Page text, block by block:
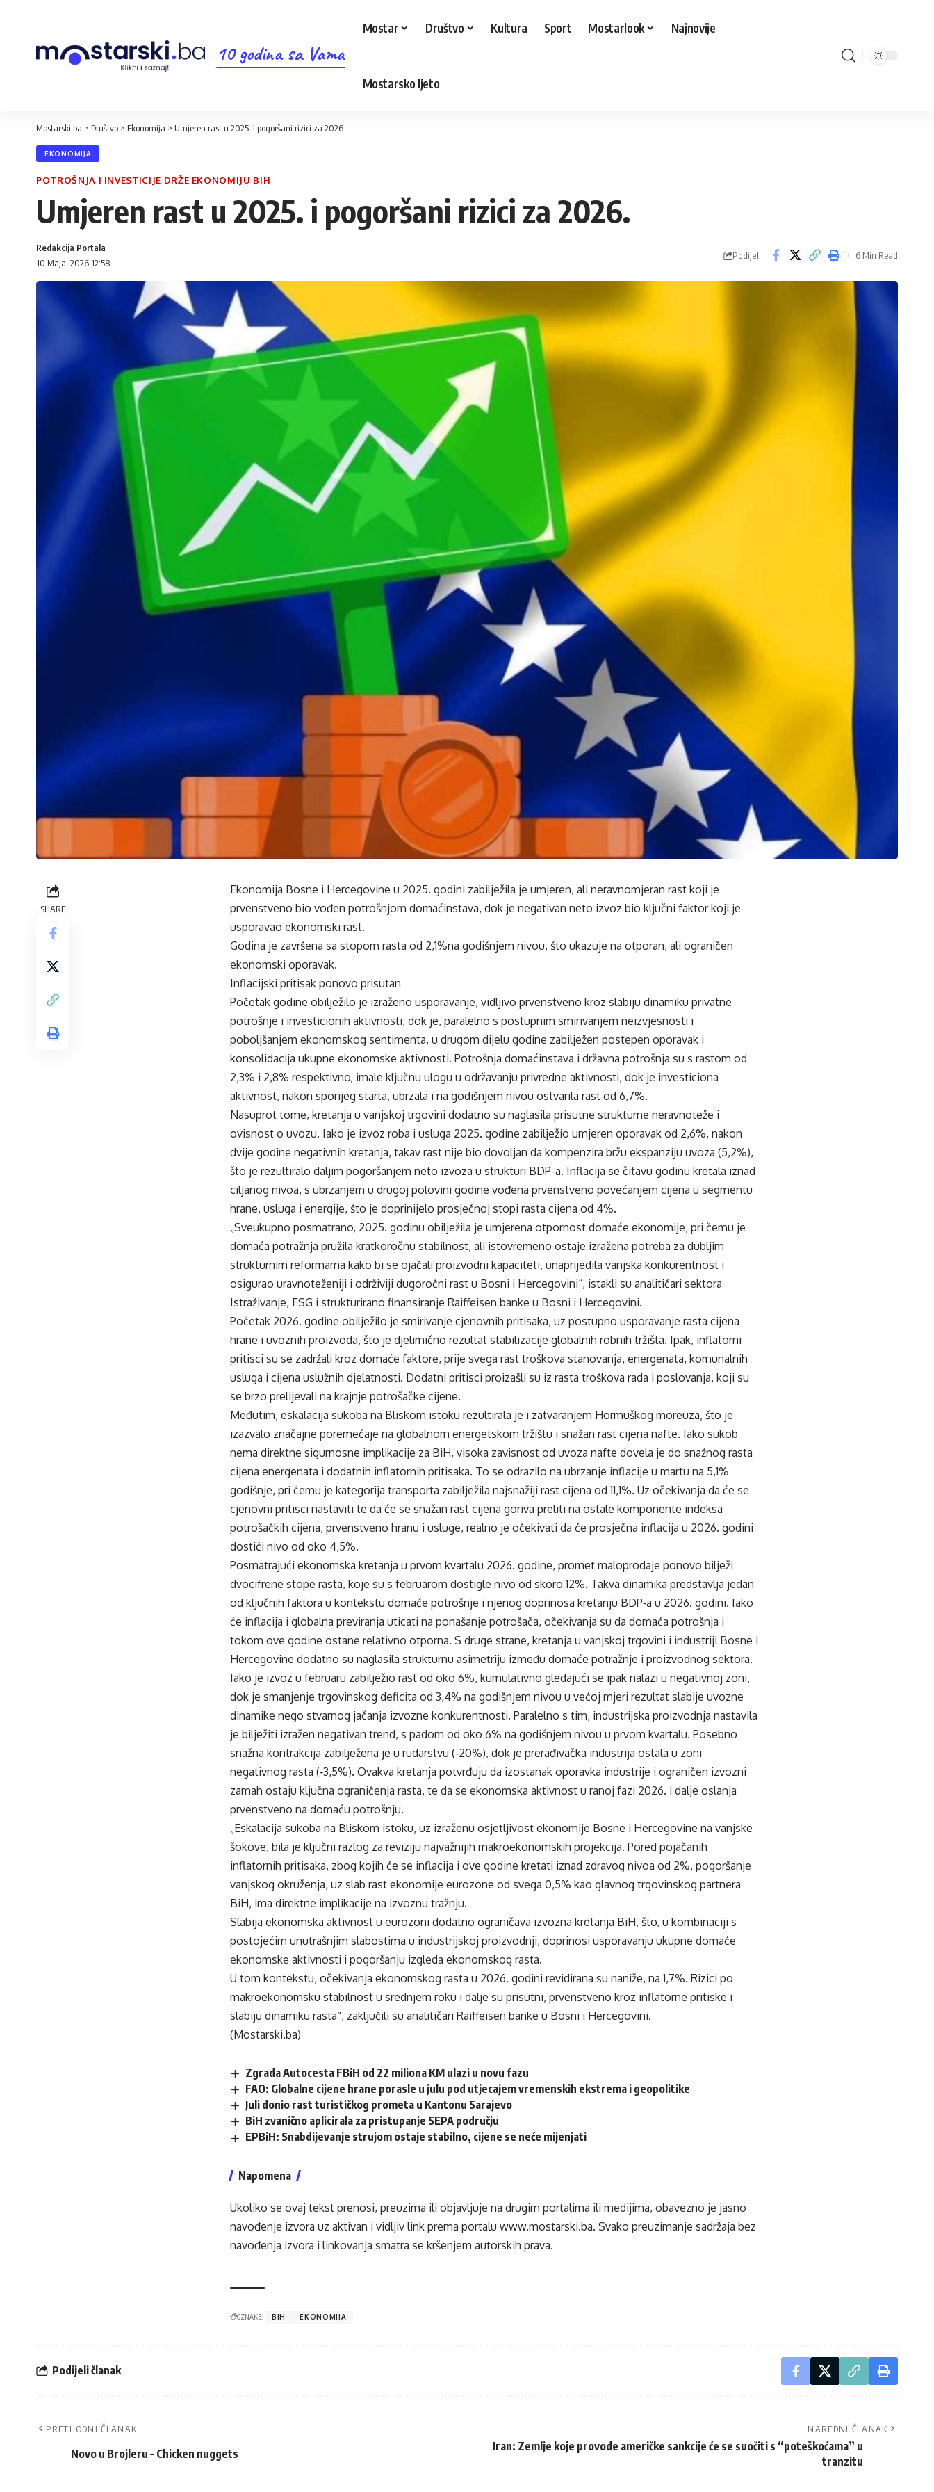
10 godina sa Vama
Mostar Društvo Kultura Sport Mostarlook Najnovije
Mostarsko ljeto
Mostarski.ba > Društvo > Ekonomija > Umjeren rast u 2025. i pogoršani rizici za 2026.
EKONOMIJA
POTROŠNJA I INVESTICIJE DRŽE EKONOMIJU BIH
Umjeren rast u 2025. i pogoršani rizici za 2026.
10 Maja, 2026 12:58
Redakcija Portala
Podijeli 6 Min Read
SHARE
Ekonomija Bosne i Hercegovine u 2025. godini zabilježila je umjeren, ali neravnomjeran rast koji je
prvenstveno bio vođen potrošnjom domaćinstava, dok je negativan neto izvoz bio ključni faktor koji je
usporavao ekonomski rast.
Godina je završena sa stopom rasta od 2,1%na godišnjem nivou, što ukazuje na otporan, ali ograničen
ekonomski oporavak.
Inflacijski pritisak ponovo prisutan
Početak godine obilježilo je izraženo usporavanje, vidljivo prvenstveno kroz slabiju dinamiku privatne
potrošnje i investicionih aktivnosti, dok je, paralelno s postupnim smirivanjem neizvjesnosti i
poboljšanjem ekonomskog sentimenta, u drugom dijelu godine zabilježen postepen oporavak i
konsolidacija ukupne ekonomske aktivnosti. Potrošnja domaćinstava i državna potrošnja su s rastom od
2,3% i 2,8% respektivno, imale ključnu ulogu u održavanju privredne aktivnosti, dok je investiciona
aktivnost, nakon sporijeg starta, ubrzala i na godišnjem nivou ostvarila rast od 6,7%.
Nasuprot tome, kretanja u vanjskoj trgovini dodatno su naglasila prisutne strukturne neravnoteže i
ovisnost o uvozu. Iako je izvoz roba i usluga 2025. godine zabilježio umjeren oporavak od 2,6%, nakon
dvije godine negativnih kretanja, takav rast nije bio dovoljan da kompenzira bržu ekspanziju uvoza (5,2%),
što je rezultiralo daljim pogoršanjem neto izvoza u strukturi BDP-a. Inflacija se čitavu godinu kretala iznad
ciljanog nivoa, s ubrzanjem u drugoj polovini godine vođena prvenstveno povećanjem cijena u segmentu
hrane, usluga i energije, što je doprinijelo prosječnoj stopi rasta cijena od 4%.
„Sveukupno posmatrano, 2025. godinu obilježila je umjerena otpornost domaće ekonomije, pri čemu je
domaća potražnja pružila kratkoročnu stabilnost, ali istovremeno ostaje izražena potreba za dubljim
strukturnim reformama kako bi se ojačali proizvodni kapaciteti, unaprijedila vanjska konkurentnost i
osigurao uravnoteženiji i održiviji dugoročni rast u Bosni i Hercegovini“, istakli su analitičari sektora
Istraživanje, ESG i strukturirano finansiranje Raiffeisen banke u Bosni i Hercegovini.
Početak 2026. godine obilježilo je smirivanje cjenovnih pritisaka, uz postupno usporavanje rasta cijena
hrane i uvoznih proizvoda, što je djelimično rezultat stabilizacije globalnih robnih tržišta. Ipak, inflatorni
pritisci su se zadržali kroz domaće faktore, prije svega rast troškova stanovanja, energenata, komunalnih
usluga i cijena uslužnih djelatnosti. Dodatni pritisci proizašli su iz rasta troškova rada i poslovanja, koji su
se brzo prelijevali na krajnje potrošačke cijene.
Međutim, eskalacija sukoba na Bliskom istoku rezultirala je i zatvaranjem Hormuškog moreuza, što je
izazvalo značajne poremećaje na globalnom energetskom tržištu i snažan rast cijena nafte. Iako sukob
nema direktne sigurnosne implikacije za BiH, visoka zavisnost od uvoza nafte dovela je do snažnog rasta
cijena energenata i dodatnih inflatornih pritisaka. To se odrazilo na ubrzanje inflacije u martu na 5,1%
godišnje, pri čemu je kategorija transporta zabilježila najsnažiji rast cijena od 11,1%. Uz očekivanja da će se
cjenovni pritisci nastaviti te da će se snažan rast cijena goriva preliti na ostale komponente indeksa
potrošačkih cijena, prvenstveno hranu i usluge, realno je očekivati da će prosječna inflacija u 2026. godini
dostići nivo od oko 4,5%.
Posmatrajući ekonomska kretanja u prvom kvartalu 2026. godine, promet maloprodaje ponovo bilježi
dvocifrene stope rasta, koje su s februarom dostigle nivo od skoro 12%. Takva dinamika predstavlja jedan
od ključnih faktora u kontekstu domaće potrošnje i njenog doprinosa kretanju BDP‑a u 2026. godini. Iako
će inflacija i globalna previranja uticati na ponašanje potrošača, očekivanja su da domaća potrošnja i
tokom ove godine ostane relativno otporna. S druge strane, kretanja u vanjskoj trgovini i industriji Bosne i
Hercegovine dodatno su naglasila strukturnu asimetriju između domaće potražnje i proizvodnog sektora.
Iako je izvoz u februaru zabilježio rast od oko 6%, kumulativno gledajući se ipak nalazi u negativnoj zoni,
dok je smanjenje trgovinskog deficita od 3,4% na godišnjem nivou u većoj mjeri rezultat slabije uvozne
dinamike nego stvarnog jačanja izvozne konkurentnosti. Paralelno s tim, industrijska proizvodnja nastavila
je bilježiti izražen negativan trend, s padom od oko 6% na godišnjem nivou u prvom kvartalu. Posebno
snažna kontrakcija zabilježena je u rudarstvu (‑20%), dok je prerađivačka industrija ostala u zoni
negativnog rasta (‑3,5%). Ovakva kretanja potvrđuju da izostanak oporavka industrije i ograničen izvozni
zamah ostaju ključna ograničenja rasta, te da se ekonomska aktivnost u ranoj fazi 2026. i dalje oslanja
prvenstveno na domaću potrošnju.
„Eskalacija sukoba na Bliskom istoku, uz izraženu osjetljivost ekonomije Bosne i Hercegovine na vanjske
šokove, bila je ključni razlog za reviziju najvažnijih makroekonomskih projekcija. Pored pojačanih
inflatornih pritisaka, zbog kojih će se inflacija i ove godine kretati iznad zdravog nivoa od 2%, pogoršanje
vanjskog okruženja, uz slab rast ekonomije eurozone od svega 0,5% kao glavnog trgovinskog partnera
BiH, ima direktne implikacije na izvoznu tražnju.
Slabija ekonomska aktivnost u eurozoni dodatno ograničava izvozna kretanja BiH, što, u kombinaciji s
postojećim unutrašnjim slabostima u industrijskoj proizvodnji, doprinosi usporavanju ukupne domaće
ekonomske aktivnosti i pogoršanju izgleda ekonomskog rasta.
U tom kontekstu, očekivanja ekonomskog rasta u 2026. godini revidirana su naniže, na 1,7%. Rizici po
makroekonomsku stabilnost u srednjem roku i dalje su prisutni, prvenstveno kroz inflatorne pritiske i
slabiju dinamiku rasta“, zaključili su analitičari Raiffeisen banke u Bosni i Hercegovini.
(Mostarski.ba)
Zgrada Autocesta FBiH od 22 miliona KM ulazi u novu fazu
FAO: Globalne cijene hrane porasle u julu pod utjecajem vremenskih ekstrema i geopolitike
Juli donio rast turističkog prometa u Kantonu Sarajevo
BiH zvanično aplicirala za pristupanje SEPA području
EPBiH: Snabdijevanje strujom ostaje stabilno, cijene se neće mijenjati
Napomena
Ukoliko se ovaj tekst prenosi, preuzima ili objavljuje na drugim portalima ili medijima, obavezno je jasno
navođenje izvora uz aktivan i vidljiv link prema portalu www.mostarski.ba. Svako preuzimanje sadržaja bez
navođenja izvora i linkovanja smatra se kršenjem autorskih prava.
OZNAKE: BIH EKONOMIJA
Podijeli članak
PRETHODNI ČLANAK
Novo u Brojleru – Chicken nuggets
NAREDNI ČLANAK
Iran: Zemlje koje provode američke sankcije će se suočiti s “poteškoćama” u
tranzitu